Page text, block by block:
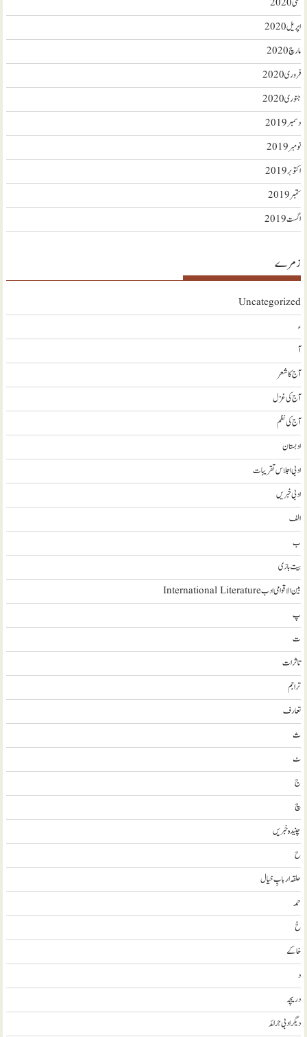
مئی 2020
اپریل 2020
مارچ 2020
فروری 2020
جنوری 2020
دسمبر 2019
نومبر 2019
اکتوبر 2019
ستمبر 2019
اگست 2019
زمرے
Uncategorized
ء
آ
آج کا شعر
آج کی غزل
آج کی نظم
ادبستان
ادبی اجلاس تقریبات
ادبی خبریں
الف
ب
بیت بازی
بین الاقوامی ادب International Literature
پ
ت
تاثرات
تراجم
تعارف
ث
ٹ
ج
چ
چنیدہ خبریں
ح
حلقہ اربابِ خیال
حمد
خ
خاکے
د
دریچہ
ديگر ادبی جرائد